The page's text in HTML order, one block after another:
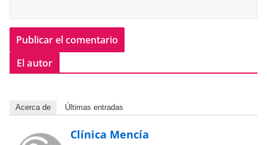
El autor
Acerca de Últimas entradas
Clínica Mencía